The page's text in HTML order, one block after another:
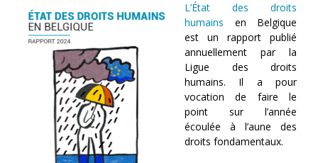
L’État des droits
humains en Belgique
est un rapport publié
annuellement par la
Ligue des droits
humains. Il a pour
vocation de faire le
point sur l’année
écoulée à l’aune des
droits fondamentaux.